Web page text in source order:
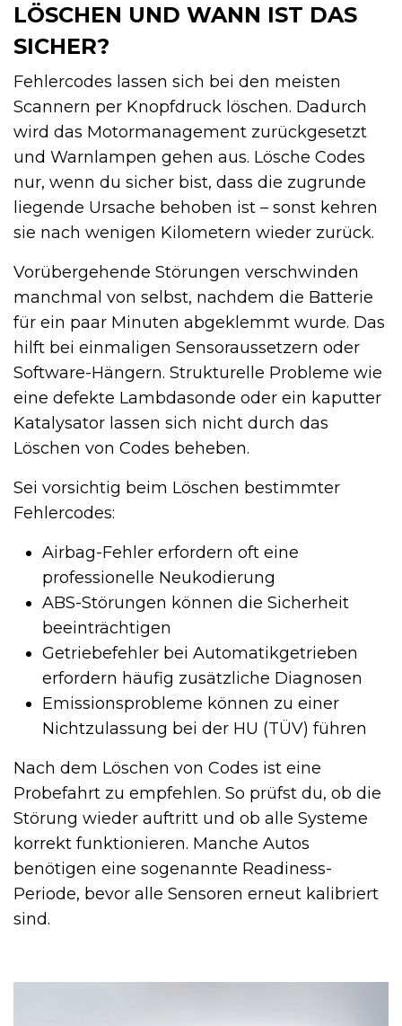
LÖSCHEN UND WANN IST DAS
SICHER?
Fehlercodes lassen sich bei den meisten
Scannern per Knopfdruck löschen. Dadurch
wird das Motormanagement zurückgesetzt
und Warnlampen gehen aus. Lösche Codes
nur, wenn du sicher bist, dass die zugrunde
liegende Ursache behoben ist – sonst kehren
sie nach wenigen Kilometern wieder zurück.
Vorübergehende Störungen verschwinden
manchmal von selbst, nachdem die Batterie
für ein paar Minuten abgeklemmt wurde. Das
hilft bei einmaligen Sensoraussetzern oder
Software-Hängern. Strukturelle Probleme wie
eine defekte Lambdasonde oder ein kaputter
Katalysator lassen sich nicht durch das
Löschen von Codes beheben.
Sei vorsichtig beim Löschen bestimmter
Fehlercodes:
Airbag-Fehler erfordern oft eine
professionelle Neukodierung
ABS-Störungen können die Sicherheit
beeinträchtigen
Getriebefehler bei Automatikgetrieben
erfordern häufig zusätzliche Diagnosen
Emissionsprobleme können zu einer
Nichtzulassung bei der HU (TÜV) führen
Nach dem Löschen von Codes ist eine
Probefahrt zu empfehlen. So prüfst du, ob die
Störung wieder auftritt und ob alle Systeme
korrekt funktionieren. Manche Autos
benötigen eine sogenannte Readiness-
Periode, bevor alle Sensoren erneut kalibriert
sind.